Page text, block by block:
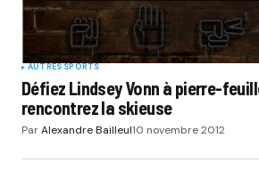
AUTRES SPORTS
Défiez Lindsey Vonn à pierre-
rencontrez la skieuse
ParAlexandre Bailleul10 novembre 2012